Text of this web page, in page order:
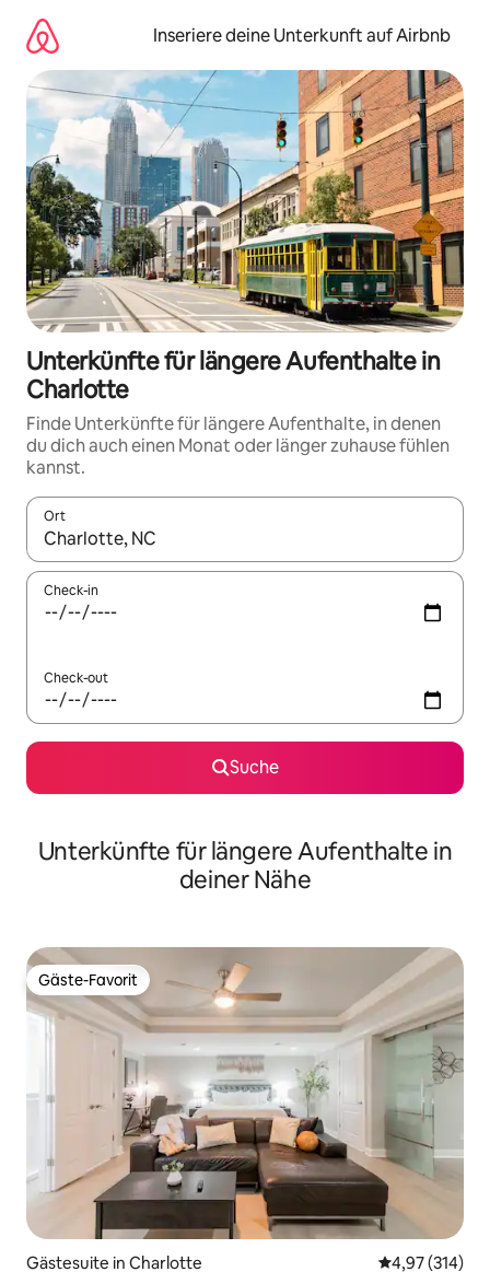
Inhalten
springen
Inseriere deine Unterkunft auf Airbnb
Unterkünfte für längere Aufenthalte in
Charlotte
Finde Unterkünfte für längere Aufenthalte, in denen
du dich auch einen Monat oder länger zuhause fühlen
kannst.
Ort
Wenn Ergebnisse verfügbar sind, navigiere mit den
Check-in
Check-out
Suche
Unterkünfte für längere Aufenthalte in
deiner Nähe
Gäste-Favorit
Gäste-Favorit
Gästesuite in Charlotte
4,97 (314)